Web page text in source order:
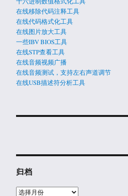
在线移除代码注释工具
在线代码格式化工具
在线图片放大工具
一些IBV BIOS工具
在线STP查看工具
在线音频视频广播
在线音频测试，支持左右声道调节
在线USB描述符分析工具
归档
归